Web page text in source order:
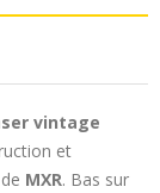
vintage
et
MXR. Bas sur